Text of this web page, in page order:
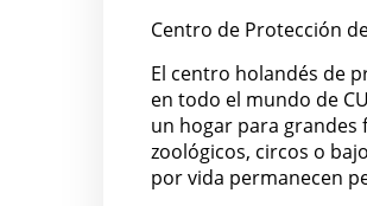
Centro de Protección
El centro holandés de
en todo el mundo de
un hogar para
zoológicos, circos o
por vida permanecen